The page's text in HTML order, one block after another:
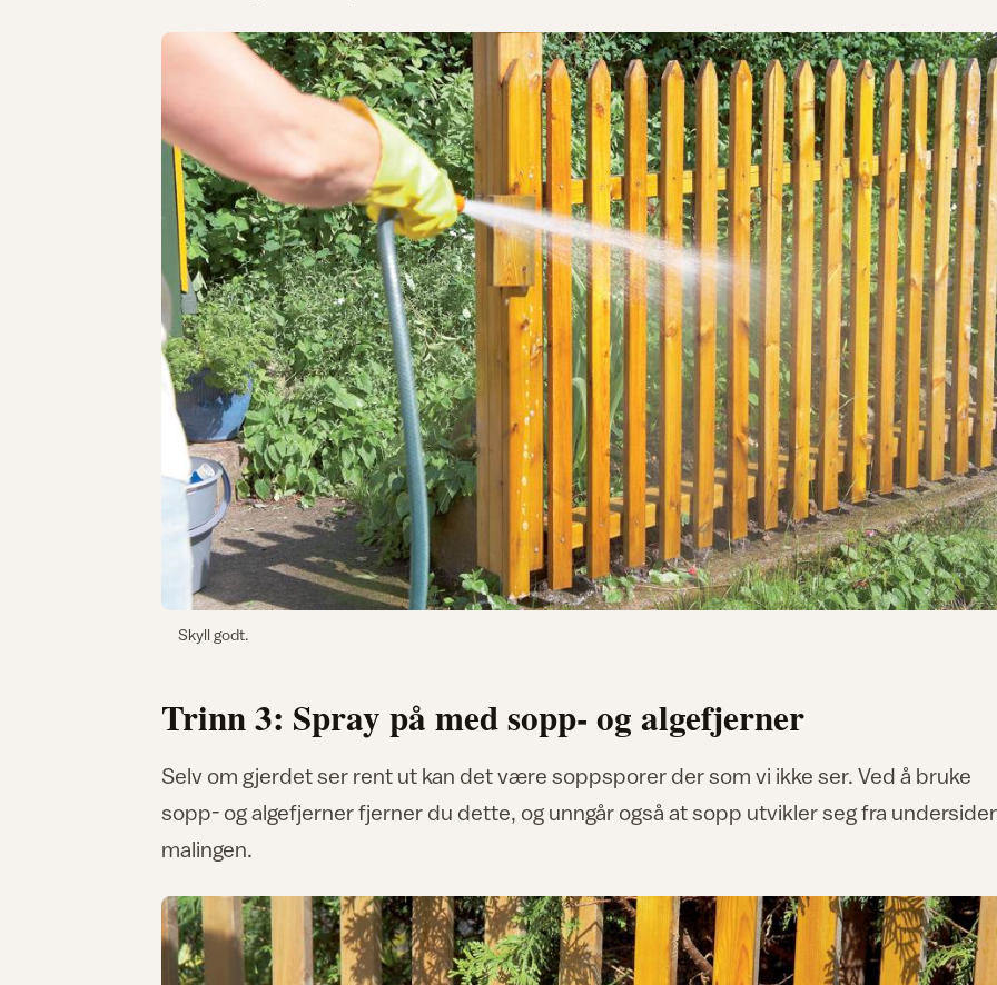
Skyll godt.
Trinn 3: Spray på med sopp- og algefjerner
Selv om gjerdet ser rent ut kan det være soppsporer der som vi ikke ser. Ved å bruke
sopp- og algefjerner fjerner du dette, og unngår også at sopp utvikler seg fra
malingen.